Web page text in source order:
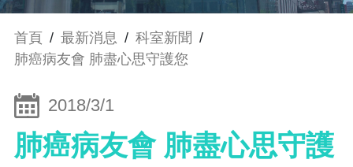
首頁 / 最新消息 / 科室新聞 /
肺癌病友會 肺盡心思守護您
2018/3/1
肺癌病友會 肺盡心思守護